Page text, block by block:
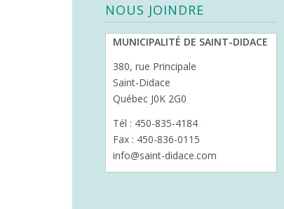
NOUS JOINDRE
MUNICIPALITÉ DE SAINT-DIDACE
380, rue Principale
Saint-Didace
Québec J0K 2G0
Tél : 450-835-4184
Fax : 450-836-0115
info@saint-didace.com